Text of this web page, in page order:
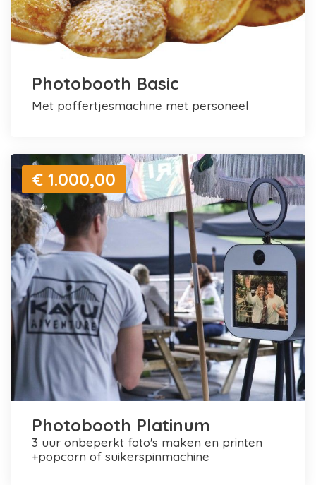
Photobooth Basic
met poffertjesmachine met personeel
€ 1.000,00
Photobooth Platinum
3 uur onbeperkt foto's maken en printen
+popcorn of suikerspinmachine